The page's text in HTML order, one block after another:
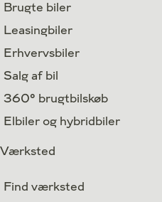
Brugte biler
Leasingbiler
Erhvervsbiler
Salg af bil
360° brugtbilskøb
Elbiler og hybridbiler
Værksted
Find værksted